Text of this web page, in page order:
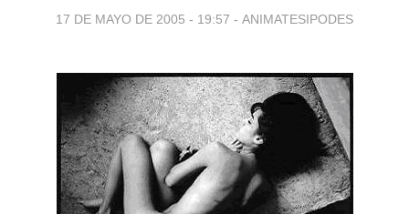
17 DE MAYO DE 2005 - 19:57 - ANIMATESIPODES